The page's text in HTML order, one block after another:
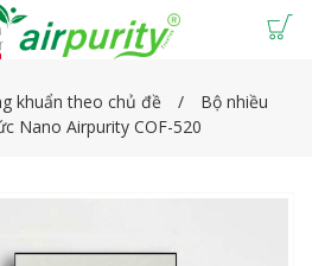
khuẩn theo chủ đề
Bộ nhiều
Nano Airpurity COF-520